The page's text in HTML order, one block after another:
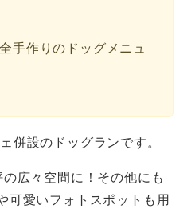
手作りのドッグメニュ
併設のドッグランです。
広々空間に！その他にも
可愛いフォトスポットも用